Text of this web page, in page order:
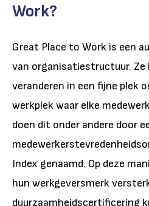
Work?
Great Place to Work is een
van organisatiestructuur.
veranderen in een fijne plek
werkplek waar elke
doen dit onder andere door
Index genaamd. Op deze
hun werkgeversmerk
duurzaamheidscertificering